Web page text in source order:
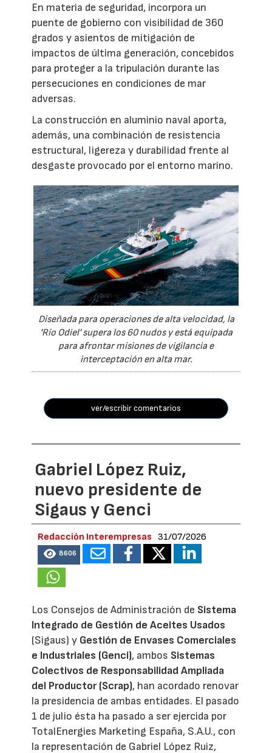
En materia de seguridad, incorpora un
puente de gobierno con visibilidad de 360
grados y asientos de mitigación de
impactos de última generación, concebidos
para proteger a la tripulación durante las
persecuciones en condiciones de mar
adversas.
La construcción en aluminio naval aporta,
además, una combinación de resistencia
estructural, ligereza y durabilidad frente al
desgaste provocado por el entorno marino.
Diseñada para operaciones de alta velocidad, la
'Río Odiel' supera los 60 nudos y está equipada
para afrontar misiones de vigilancia e
interceptación en alta mar.
ver/escribir comentarios
Gabriel López Ruiz,
nuevo presidente de
Sigaus y Genci
Redacción Interempresas 31/07/2026
8606
Los Consejos de Administración de Sistema
Integrado de Gestión de Aceites Usados
(Sigaus) y Gestión de Envases Comerciales
e Industriales (Genci), ambos Sistemas
Colectivos de Responsabilidad Ampliada
del Productor (Scrap), han acordado renovar
la presidencia de ambas entidades. El pasado
1 de julio ésta ha pasado a ser ejercida por
TotalEnergies Marketing España, S.A.U., con
la representación de Gabriel López Ruiz,